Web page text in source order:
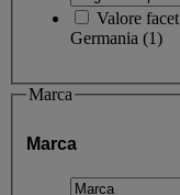
Valore facet
Germania (1)
Marca
Marca